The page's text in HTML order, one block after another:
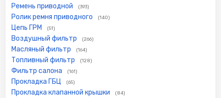
Ремень приводной (393)
Ролик ремня приводного (140)
Цепь ГРМ (51)
Воздушный фильтр (266)
Масляный фильтр (164)
Топливный фильтр (128)
Фильтр салона (161)
Прокладка ГБЦ (65)
Прокладка клапанной крышки (84)